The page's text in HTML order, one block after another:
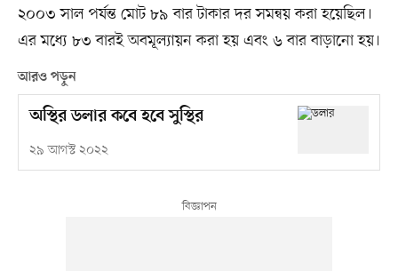
২০০৩ সাল পর্যন্ত মোট ৮৯ বার টাকার দর সমন্বয় করা হয়েছিল।
এর মধ্যে ৮৩ বারই অবমূল্যায়ন করা হয় এবং ৬ বার বাড়ানো হয়।
আরও পড়ুন
অস্থির ডলার কবে হবে সুস্থির
২৯ আগস্ট ২০২২